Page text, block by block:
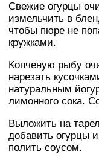
Свежие огурцы
измельчить в
чтобы пюре не
кружками.
Копченую рыбу
нарезать
натуральным
лимонного сока.
Выложить на
добавить огурцы
полить соусом.